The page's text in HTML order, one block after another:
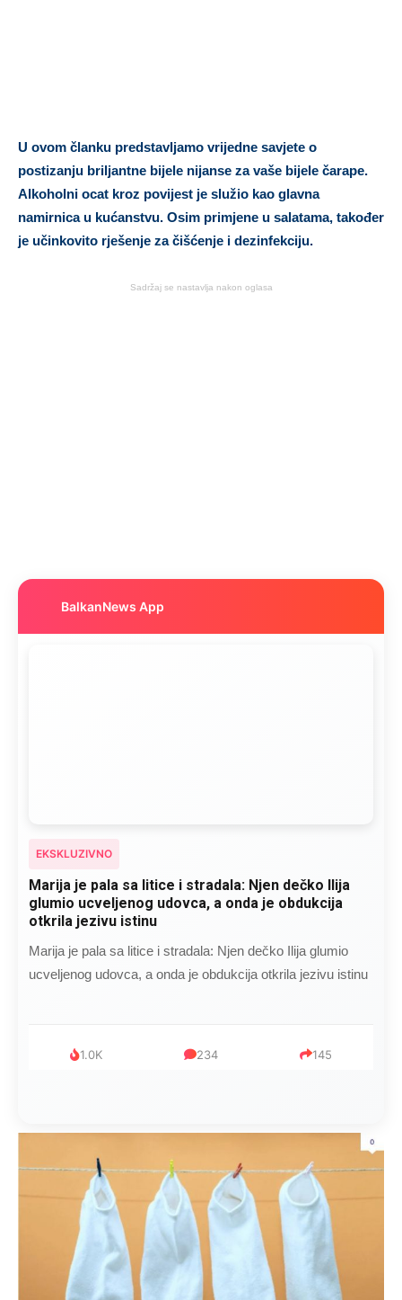
U ovom članku predstavljamo vrijedne savjete o
postizanju briljantne bijele nijanse za vaše bijele čarape.
Alkoholni ocat kroz povijest je služio kao glavna
namirnica u kućanstvu. Osim primjene u salatama, također
je učinkovito rješenje za čišćenje i dezinfekciju.
Sadržaj se nastavlja nakon oglasa
BalkanNews App
EKSKLUZIVNO
Marija je pala sa litice i stradala: Njen dečko Ilija
glumio ucveljenog udovca, a onda je obdukcija
otkrila jezivu istinu
Marija je pala sa litice i stradala: Njen dečko Ilija glumio
ucveljenog udovca, a onda je obdukcija otkrila jezivu istinu
1.0K 234 145